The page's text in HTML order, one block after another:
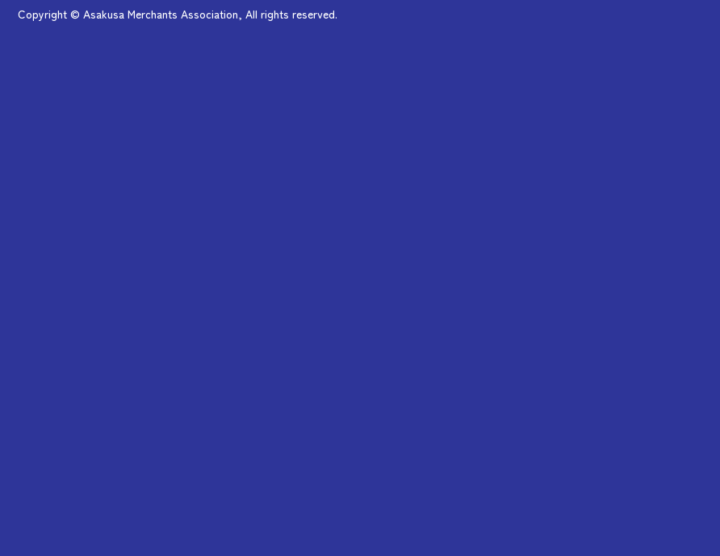
Copyright © Asakusa Merchants Association, All rights reserved.